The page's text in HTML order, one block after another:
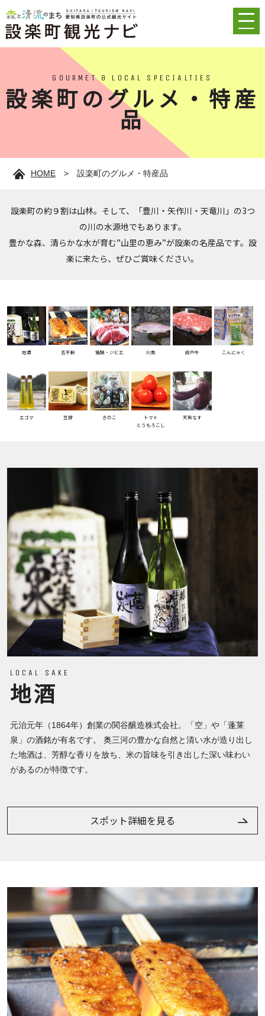
GOURMET & LOCAL SPECIALTIES
設楽町のグルメ・特産
品
HOME> 設楽町のグルメ・特産品
設楽町の約９割は山林。そして、「豊川・矢作川・天竜川」の3つ
の川の水源地でもあります。
豊かな森、清らかな水が育む”山里の恵み”が設楽の名産品です。設
楽に来たら、ぜひご賞味ください。
地酒 五平餅 猪鍋・ジビエ 川魚 段戸牛 こんにゃく
エゴマ 豆腐 きのこ
トマト
とうもろこし
天狗なす
LOCAL SAKE
地酒
元治元年（1864年）創業の関谷醸造株式会社。「空」や「蓬莱
泉」の酒銘が有名です。 奥三河の豊かな自然と清い水が造り出し
た地酒は、芳醇な香りを放ち、米の旨味を引き出した深い味わい
があるのが特徴です。
スポット詳細を見る